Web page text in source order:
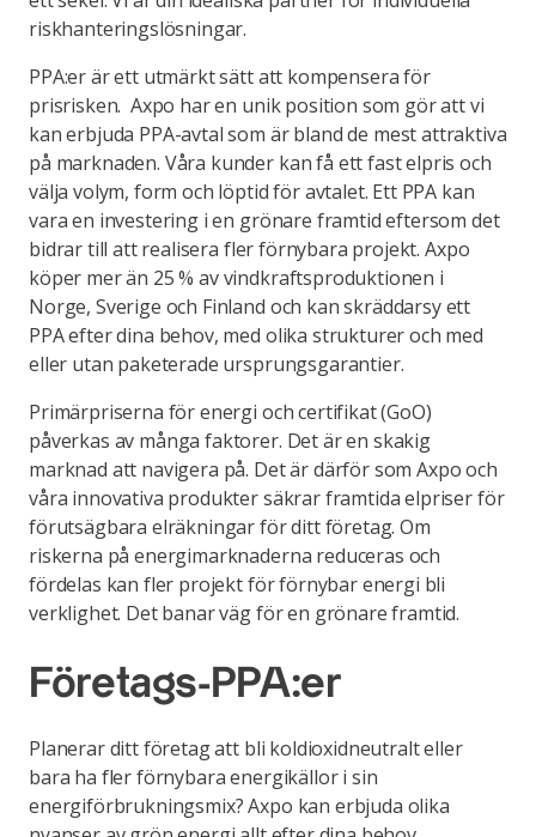
riskhanteringslösningar.
PPA:er är ett utmärkt sätt att kompensera för
prisrisken. Axpo har en unik position som gör att vi
kan erbjuda PPA-avtal som är bland de mest attraktiva
på marknaden. Våra kunder kan få ett fast elpris och
välja volym, form och löptid för avtalet. Ett PPA kan
vara en investering i en grönare framtid eftersom det
bidrar till att realisera fler förnybara projekt. Axpo
köper mer än 25 % av vindkraftsproduktionen i
Norge, Sverige och Finland och kan skräddarsy ett
PPA efter dina behov, med olika strukturer och med
eller utan paketerade ursprungsgarantier.
Primärpriserna för energi och certifikat (GoO)
påverkas av många faktorer. Det är en skakig
marknad att navigera på. Det är därför som Axpo och
våra innovativa produkter säkrar framtida elpriser för
förutsägbara elräkningar för ditt företag. Om
riskerna på energimarknaderna reduceras och
fördelas kan fler projekt för förnybar energi bli
verklighet. Det banar väg för en grönare framtid.
Företags-PPA:er
Planerar ditt företag att bli koldioxidneutralt eller
bara ha fler förnybara energikällor i sin
energiförbrukningsmix? Axpo kan erbjuda olika